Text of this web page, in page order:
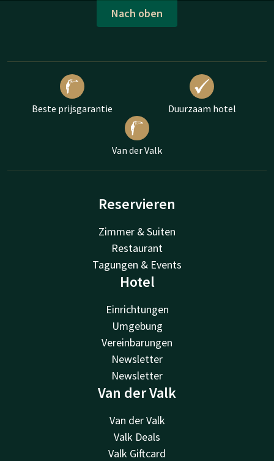
Nach oben
Beste prijsgarantie Duurzaam hotel
Van der Valk
Reservieren
Zimmer & Suiten
Restaurant
Tagungen & Events
Hotel
Einrichtungen
Umgebung
Vereinbarungen
Newsletter
Newsletter
Van der Valk
Van der Valk
Valk Deals
Valk Giftcard